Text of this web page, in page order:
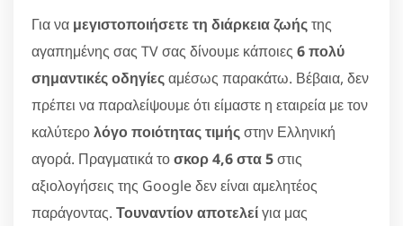
Για να μεγιστοποιήσετε τη διάρκεια ζωήςτης
αγαπημένης σας TV σας δίνουμε κάποιες 6 πολύ
σημαντικές οδηγίεςαμέσως παρακάτω. Βέβαια, δεν
πρέπει να παραλείψουμε ότι είμαστε η εταιρεία με τον
καλύτερολόγο ποιότητας τιμήςστην Ελληνική
αγορά. Πραγματικά τοσκορ 4,6 στα 5στις
αξιολογήσεις της Google δεν είναι αμελητέος
παράγοντας. Τουναντίον αποτελείγια μας